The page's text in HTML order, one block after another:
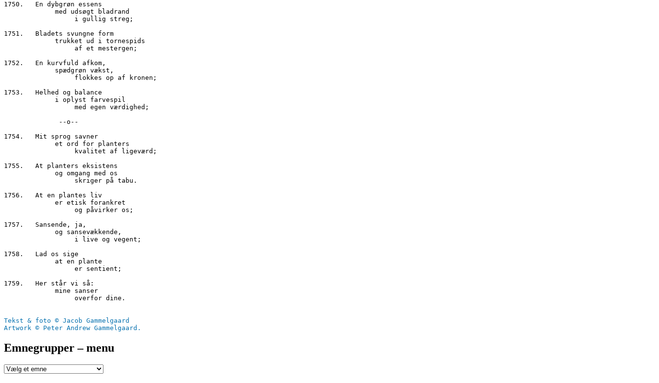
1750.	En dybgrøn essens
     	     med udsøgt bladrand
	          i gullig streg;
1751.	Bladets svungne form
             trukket ud i tornespids
                  af et mestergen;
1752.	En kurvfuld afkom,
  	     spædgrøn vækst,
                  flokkes op af kronen;
1753.	Helhed og balance
    	     i oplyst farvespil
                  med egen værdighed;
              --o--
1754.	Mit sprog savner
             et ord for planters
                  kvalitet af ligeværd;
1755.	At planters eksistens
     	     og omgang med os
	          skriger på tabu.
1756.	At en plantes liv
     	     er etisk forankret
                  og påvirker os;
1757.	Sansende, ja,
             og sansevækkende,
                  i live og vegent;
1758.	Lad os sige
    	     at en plante
     	          er sentient;
1759.	Her står vi så:
     	     mine sanser
                  overfor dine.
Tekst & foto © Jacob Gammelgaard
Artwork © Peter Andrew Gammelgaard.
Emnegrupper – menu